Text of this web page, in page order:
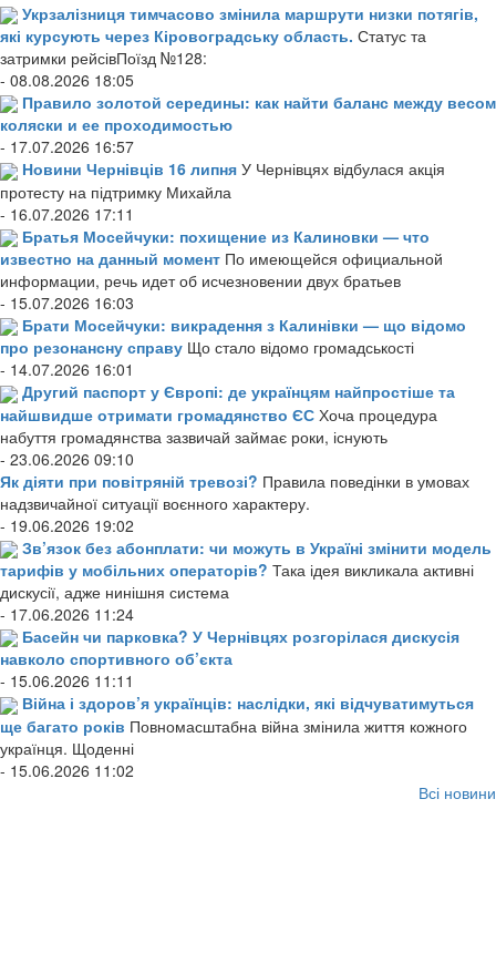
Укрзалізниця тимчасово змінила маршрути низки потягів,
які курсують через Кіровоградську область. Статус та
затримки рейсівПоїзд №128:
- 08.08.2026 18:05
Правило золотой середины: как найти баланс между весом
коляски и ее проходимостью
- 17.07.2026 16:57
Новини Чернівців 16 липня У Чернівцях відбулася акція
протесту на підтримку Михайла
- 16.07.2026 17:11
Братья Мосейчуки: похищение из Калиновки — что
известно на данный момент По имеющейся официальной
информации, речь идет об исчезновении двух братьев
- 15.07.2026 16:03
Брати Мосейчуки: викрадення з Калинівки — що відомо
про резонансну справу Що стало відомо громадськості
- 14.07.2026 16:01
Другий паспорт у Європі: де українцям найпростіше та
найшвидше отримати громадянство ЄС Хоча процедура
набуття громадянства зазвичай займає роки, існують
- 23.06.2026 09:10
Як діяти при повітряній тревозі? Правила поведінки в умовах
надзвичайної ситуації воєнного характеру.
- 19.06.2026 19:02
Зв’язок без абонплати: чи можуть в Україні змінити модель
тарифів у мобільних операторів? Така ідея викликала активні
дискусії, адже нинішня система
- 17.06.2026 11:24
Басейн чи парковка? У Чернівцях розгорілася дискусія
навколо спортивного об’єкта
- 15.06.2026 11:11
Війна і здоров’я українців: наслідки, які відчуватимуться
ще багато років Повномасштабна війна змінила життя кожного
українця. Щоденні
- 15.06.2026 11:02
Всі новини